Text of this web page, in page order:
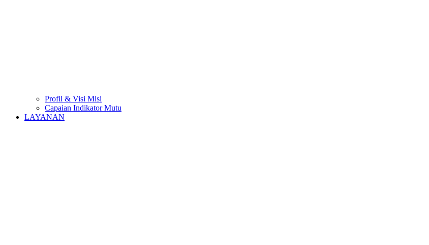
Profil & Visi Misi
Capaian Indikator Mutu
LAYANAN